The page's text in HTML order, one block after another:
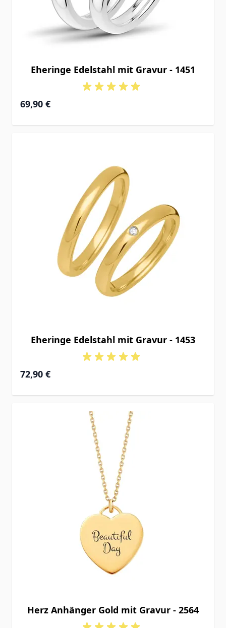
Eheringe Edelstahl mit Gravur - 1451
69,90 €
Eheringe Edelstahl mit Gravur - 1453
72,90 €
Herz Anhänger Gold mit Gravur - 2564